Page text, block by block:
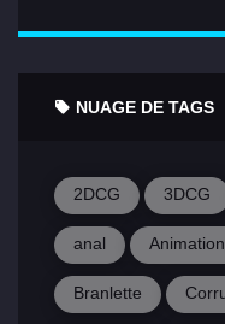
NUAGE DE TAGS
2DCG 3DCG
anal Animation
Branlette